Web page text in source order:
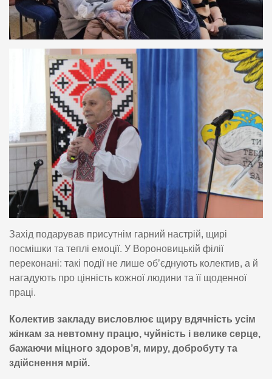
Захід подарував присутнім гарний настрій, щирі
посмішки та теплі емоції. У Вороновицькій філії
переконані: такі події не лише об’єднують колектив, а й
нагадують про цінність кожної людини та її щоденної
праці.
Колектив закладу висловлює щиру вдячність усім
жінкам за невтомну працю, чуйність і велике серце,
бажаючи міцного здоров’я, миру, добробуту та
здійснення мрій.